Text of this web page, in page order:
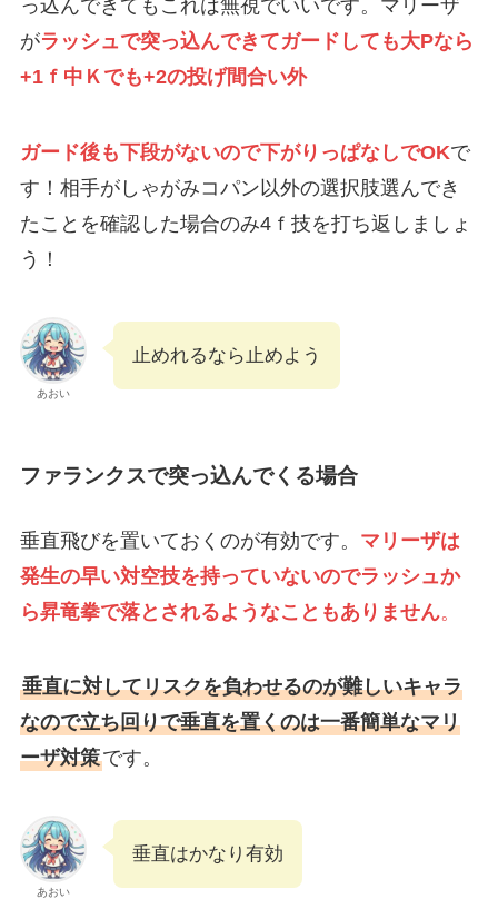
っ込んできてもこれは無視でいいです。マリーザ
がラッシュで突っ込んできてガードしても大Pなら
+1ｆ中Ｋでも+2の投げ間合い外
ガード後も下段がないので下がりっぱなしでOKで
す！相手がしゃがみコパン以外の選択肢選んでき
たことを確認した場合のみ4ｆ技を打ち返しましょ
う！
あおい
止めれるなら止めよう
ファランクスで突っ込んでくる場合
垂直飛びを置いておくのが有効です。 マリーザは
発生の早い対空技を持っていないのでラッシュか
ら昇竜拳で落とされるようなこともありません。
垂直に対してリスクを負わせるのが難しいキャラ
なので立ち回りで垂直を置くのは一番簡単なマリ
ーザ対策です。
あおい
垂直はかなり有効